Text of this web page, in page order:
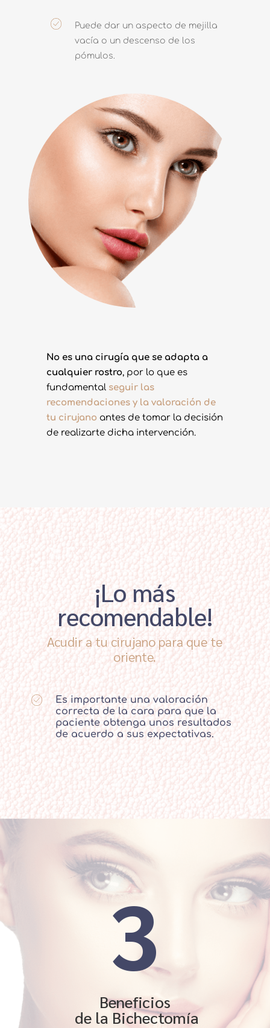
Puede dar un aspecto de mejilla
vacía o un descenso de los
pómulos.
No es una cirugía que se adapta a
cualquier rostro, por lo que es
fundamental seguir las
recomendaciones y la valoración de
tu cirujano antes de tomar la decisión
de realizarte dicha intervención.
¡Lo más
recomendable!
Acudir a tu cirujano para que te
oriente.
Es importante una valoración
correcta de la cara para que la
paciente obtenga unos resultados
de acuerdo a sus expectativas.
3
Beneficios
de la Bichectomía